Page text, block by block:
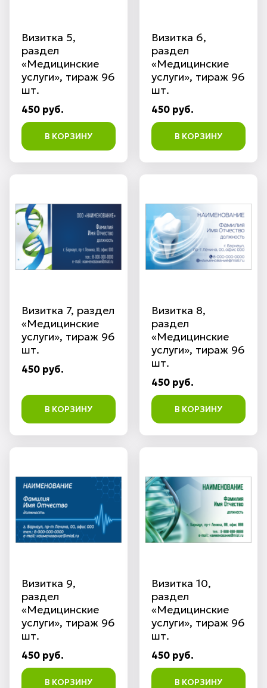
Визитка 5,
раздел
«Медицинские
услуги», тираж 96
шт.
450 руб.
В КОРЗИНУ
Визитка 6,
раздел
«Медицинские
услуги», тираж 96
шт.
450 руб.
В КОРЗИНУ
Визитка 7, раздел
«Медицинские
услуги», тираж 96
шт.
450 руб.
В КОРЗИНУ
Визитка 8,
раздел
«Медицинские
услуги», тираж 96
шт.
450 руб.
В КОРЗИНУ
Визитка 9,
раздел
«Медицинские
услуги», тираж 96
шт.
450 руб.
В КОРЗИНУ
Визитка 10,
раздел
«Медицинские
услуги», тираж 96
шт.
450 руб.
В КОРЗИНУ